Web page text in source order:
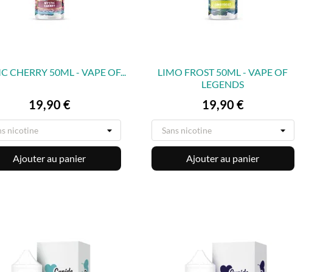
CHERRY 50ML - VAPE OF...
Prix
19,90 €
Ajouter au panier
APERÇU RAPIDE
LIMO FROST 50ML - VAPE OF
LEGENDS
Prix
19,90 €
Ajouter au panier